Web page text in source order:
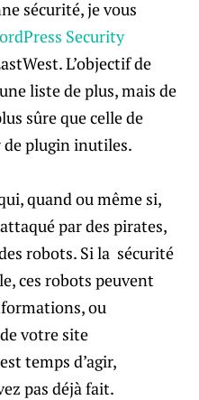
sécurité, je vous
Security
L’objectif de
liste de plus, mais de
sûre que celle de
plugin inutiles.
quand ou même si,
par des pirates,
robots. Si la sécurité
ces robots peuvent
ou
votre site
temps d’agir,
pas déjà fait.